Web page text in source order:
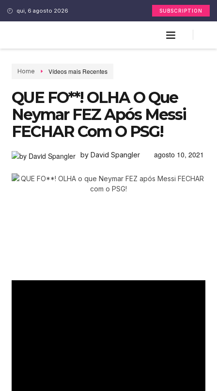
qui, 6 agosto 2026 SUBSCRIPTION
Home Vídeos mais Recentes
QUE FO**! OLHA O Que
Neymar FEZ Após Messi
FECHAR Com O PSG!
by David Spangler agosto 10, 2021